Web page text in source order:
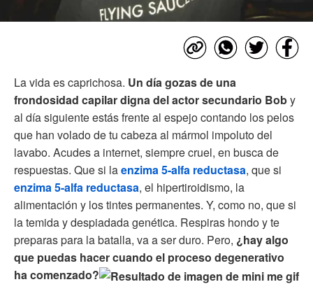
La vida es caprichosa. Un día gozas de una
frondosidad capilar digna del actor secundario Boby
al día siguiente estás frente al espejo contando los pelos
que han volado de tu cabeza al mármol impoluto del
lavabo. Acudes a internet, siempre cruel, en busca de
respuestas. Que si laenzima 5-alfa reductasa, que si
enzima 5-alfa reductasa, el hipertiroidismo, la
alimentación y los tintes permanentes. Y, como no, que si
la temida y despiadada genética. Respiras hondo y te
preparas para la batalla, va a ser duro. Pero, ¿hay algo
que puedas hacer cuando el proceso degenerativo
ha comenzado?